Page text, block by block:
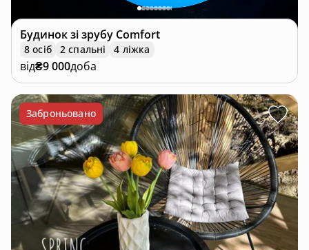
Будинок зі зрубу Comfort
8 осіб 2 спальні 4 ліжка
від₴9 000доба
Заброньовано